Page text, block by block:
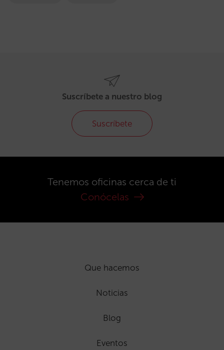
Suscríbete a nuestro blog
Suscríbete
Tenemos oficinas cerca de ti
Conócelas
Que hacemos
Noticias
Blog
Eventos